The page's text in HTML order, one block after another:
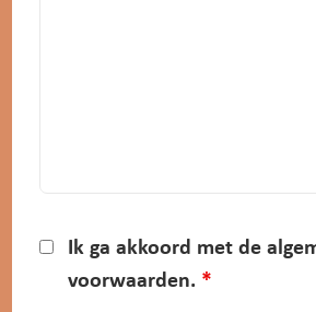
Ik ga akkoord met de
voorwaarden. *